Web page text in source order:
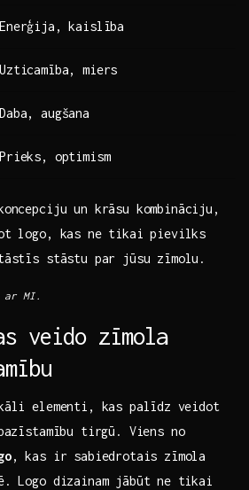
Enerģija, kaislība
Uzticamība, miers
Daba, augšana
Prieks, optimism
un krāsu kombināciju,
logo, kas ne tikai pievilks
stāstu par ‌jūsu zīmolu.
ar MI.
veido zīmola
elementi, kas palīdz⁣ veidot
tirgū. Viens no⁢
, kas ir sabiedrotais zīmola
Logo dizainam jābūt ⁣ne tikai